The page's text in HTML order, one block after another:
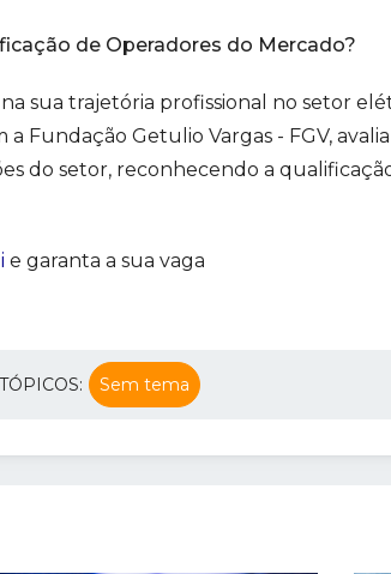
de Operadores do Mercado?
sua trajetória profissional no setor
a Fundação Getulio Vargas - FGV,
do setor, reconhecendo a
e garanta a sua vaga
TÓPICOS: Sem tema